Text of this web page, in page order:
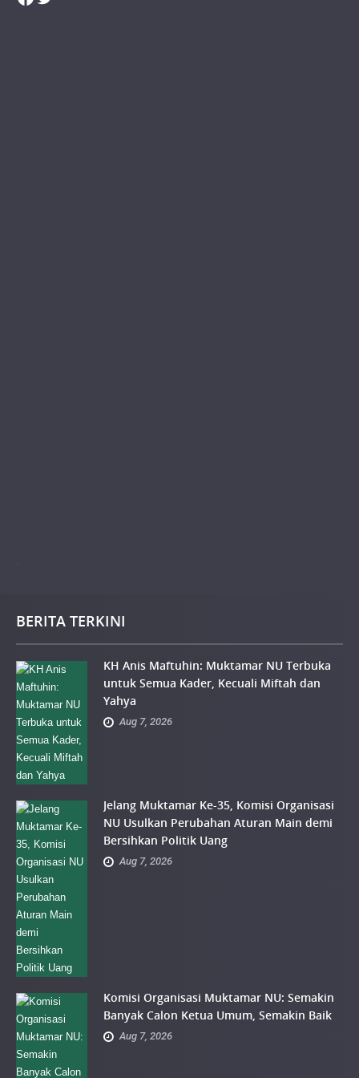
.
BERITA TERKINI
KH Anis Maftuhin: Muktamar NU Terbuka
untuk Semua Kader, Kecuali Miftah dan
Yahya
Aug 7, 2026
Jelang Muktamar Ke-35, Komisi Organisasi
NU Usulkan Perubahan Aturan Main demi
Bersihkan Politik Uang
Aug 7, 2026
Komisi Organisasi Muktamar NU: Semakin
Banyak Calon Ketua Umum, Semakin Baik
Aug 7, 2026